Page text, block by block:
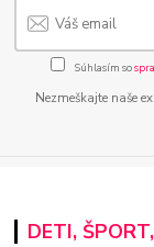
Súhlasím so
Nezmeškajte naše
DETI,